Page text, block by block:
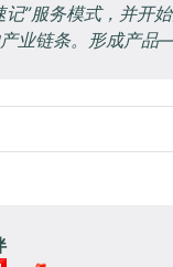
”服务模式，并开
业链条。形成产